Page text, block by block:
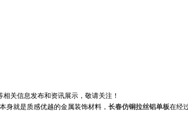
关信息发布和资讯展示，敬请关注！
本身就是质感优越的金属装饰材料， 长春仿铜拉丝铝单板在经